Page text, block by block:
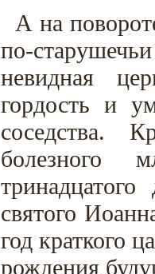
А на
по-
невидная
гордость и
соседства.
болезного
святого
год краткого
рождения